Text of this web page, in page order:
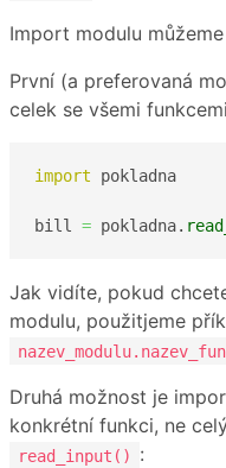
Import modulu
První (a preferovaná
celek se všemi
import pokladna
bill = pokladna.
Jak vidíte, pokud
modulu, použitjeme
Druhá možnost je
konkrétní funkci, ne
read_input() :